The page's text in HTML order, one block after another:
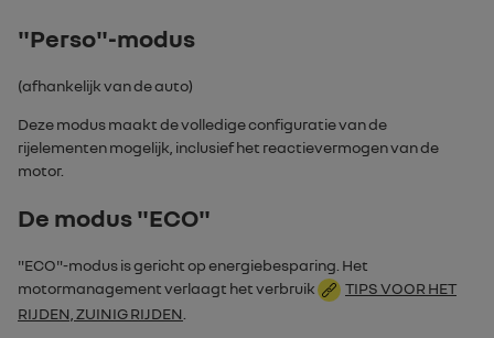
"Perso"-modus
(afhankelijk van de auto)
Deze modus maakt de volledige configuratie van de
rijelementen mogelijk, inclusief het reactievermogen van de
motor.
De modus "ECO"
"ECO"-modus is gericht op energiebesparing. Het
motormanagement verlaagt het verbruik
TIPS VOOR HET
RIJDEN, ZUINIG RIJDEN